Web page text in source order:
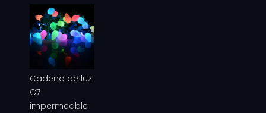
Cadena de luz
C7
impermeable